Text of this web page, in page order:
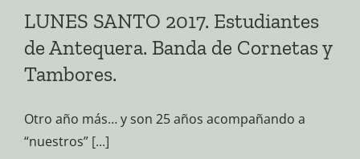
LUNES SANTO 2017. Estudiantes
de Antequera. Banda de Cornetas y
Tambores.
Otro año más… y son 25 años acompañando a
“nuestros” [...]